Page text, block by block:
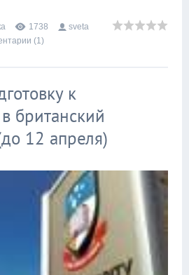
1738
sveta
(1)
к
британский
12 апреля)